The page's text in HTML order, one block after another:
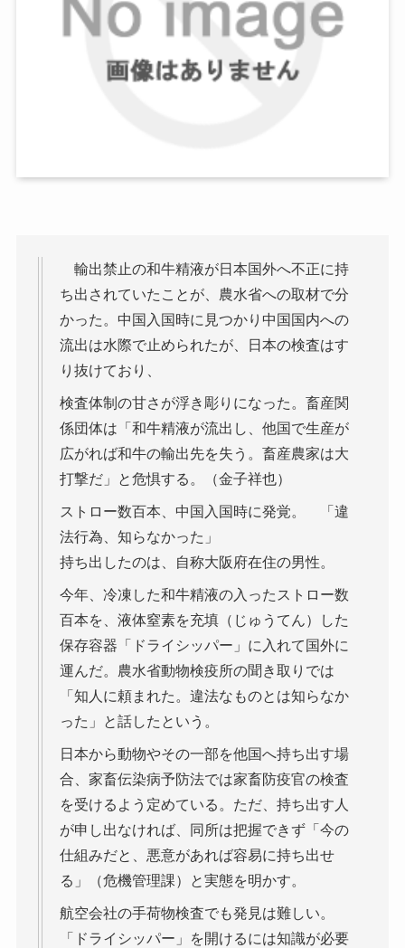
輸出禁止の和牛精液が日本国外へ不正に持
ち出されていたことが、農水省への取材で分
かった。中国入国時に見つかり中国国内への
流出は水際で止められたが、日本の検査はす
り抜けており、
検査体制の甘さが浮き彫りになった。畜産関
係団体は「和牛精液が流出し、他国で生産が
広がれば和牛の輸出先を失う。畜産農家は大
打撃だ」と危惧する。（金子祥也）
ストロー数百本、中国入国時に発覚。 「違
法行為、知らなかった」
持ち出したのは、自称大阪府在住の男性。
今年、冷凍した和牛精液の入ったストロー数
百本を、液体窒素を充填（じゅうてん）した
保存容器「ドライシッパー」に入れて国外に
運んだ。農水省動物検疫所の聞き取りでは
「知人に頼まれた。違法なものとは知らなか
った」と話したという。
日本から動物やその一部を他国へ持ち出す場
合、家畜伝染病予防法では家畜防疫官の検査
を受けるよう定めている。ただ、持ち出す人
が申し出なければ、同所は把握できず「今の
仕組みだと、悪意があれば容易に持ち出せ
る」（危機管理課）と実態を明かす。
航空会社の手荷物検査でも発見は難しい。
「ドライシッパー」を開けるには知識が必要